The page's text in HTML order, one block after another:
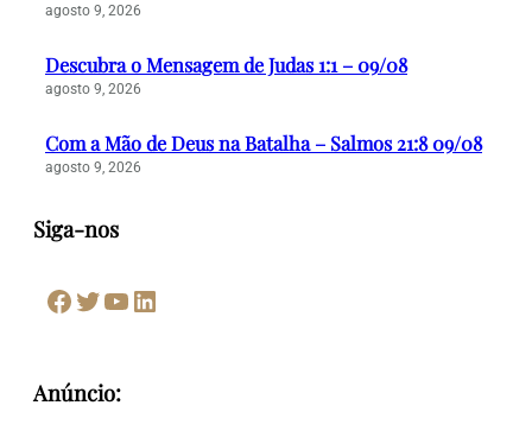
agosto 9, 2026
Descubra o Mensagem de Judas 1:1 – 09/08
agosto 9, 2026
Com a Mão de Deus na Batalha – Salmos 21:8 09/08
agosto 9, 2026
Siga-nos
Facebook Twitter Youtube LinkedIn
Anúncio: